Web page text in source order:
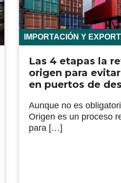
IMPORTACIÓN Y
Las 4 etapas la
origen para
en puertos de
Aunque no es
Origen es un proceso
para […]